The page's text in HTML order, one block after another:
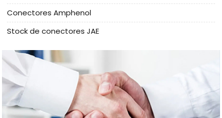
Conectores Amphenol
Stock de conectores JAE